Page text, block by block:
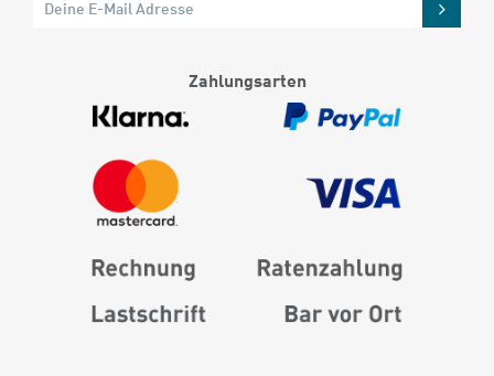
Zahlungsarten